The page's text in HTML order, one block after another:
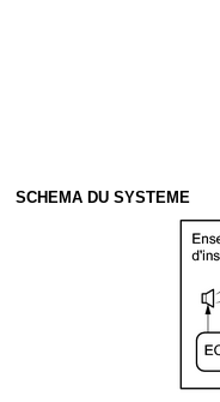
SCHEMA DU SYSTEME